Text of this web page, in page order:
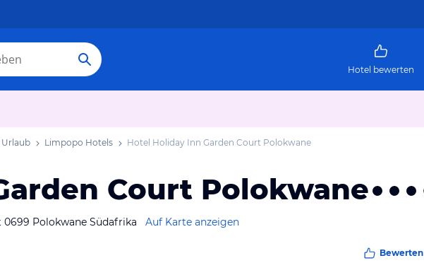
Hotel bewerten
Limpopo Hotels Hotel Holiday Inn Garden Court Polokwane
Court Polokwane
Polokwane Südafrika Auf Karte anzeigen
Bewerten